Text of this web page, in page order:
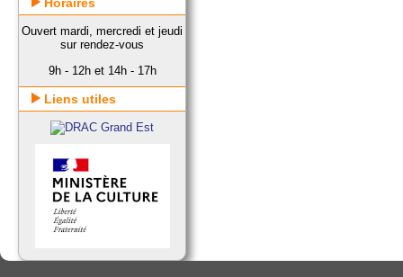
Ouvert mardi, mercredi et jeudi
sur rendez-vous
9h - 12h et 14h - 17h
Liens utiles